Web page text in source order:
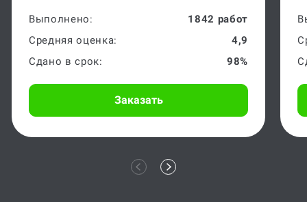
Выполнено:
1842 работ
Средняя оценка:
4,9
Сдано в срок:
98%
Заказать